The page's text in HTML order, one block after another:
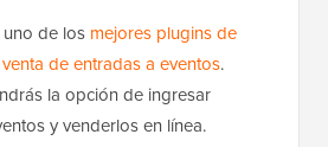
de los mejores plugins de
de entradas a eventos.
la opción de ingresar
y venderlos en línea.